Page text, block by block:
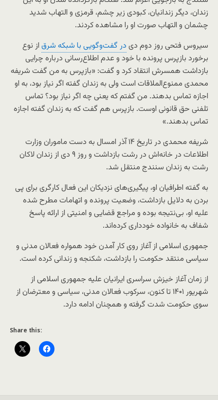
زندان، دیگر زندانیان، کبودی زیر چشم، قرمزی و التهاب شدید
چشمان و التهاب صورت او را مشاهده کردند.
سیروس فتحی روز دوم دی‌ در گفت‌وگویی با شبکه شرق از نوع
برخورد بازپرس پرونده با خود و عدم اطلاع‌رسانی درباره چرایی
بازداشت همسرش انتقاد کرد و گفت: «بازپرس به من گفت شریفه
محمدی ممنوع‌الملاقات است ولی به زندان گفته اگر نیاز بود، به او
اجازه تماس بدهند. من گفتم که یعنی چه اگر نیاز بود؟ تماس
تلفنی حق قانونی اوست. بازپرس هم گفت که به زندان گفته اجازه
تماس بدهند.»
شریفه محمدی در تاریخ ۱۴ آذر امسال به دست ماموران وزارت
اطلاعات در خانه‌اش در رشت بازداشت و روز ۹ دی از زندان لاکان
رشت به زندان سنندج منتقل شد.
به گفته اطرافیان او، پیگیری‌های نزدیکان این فعال کارگری برای پی
بردن به دلایل بازداشت، وضعیت پرونده و اتهامات مطرح شده
علیه او، بی‌نتیجه بوده و مراجع قضایی و امنیتی از ارائه پاسخ
شفاف به خانواده خودداری کرده‌اند.
جمهوری اسلامی از آغاز روی کار آمدن خود همواره فعالان مدنی و
سیاسی منتقد حکومت را بازداشت، شکنجه و زندانی کرده است.
از زمان آغاز خیزش سراسری ایرانیان علیه جمهوری اسلامی از
شهریور ۱۴۰۱ تا کنون، سرکوب فعالان مدنی، سیاسی و معترضان از
سوی حکومت شدت گرفته و همچنان ادامه دارد.
Share this: